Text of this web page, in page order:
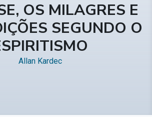
OS MILAGRES E
SEGUNDO O
Allan Kardec